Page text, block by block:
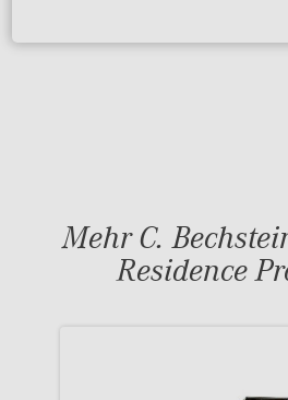
Mehr C.
Residence